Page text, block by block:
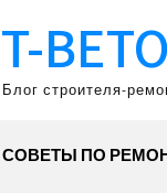
Блог строителя-
СОВЕТЫ ПО